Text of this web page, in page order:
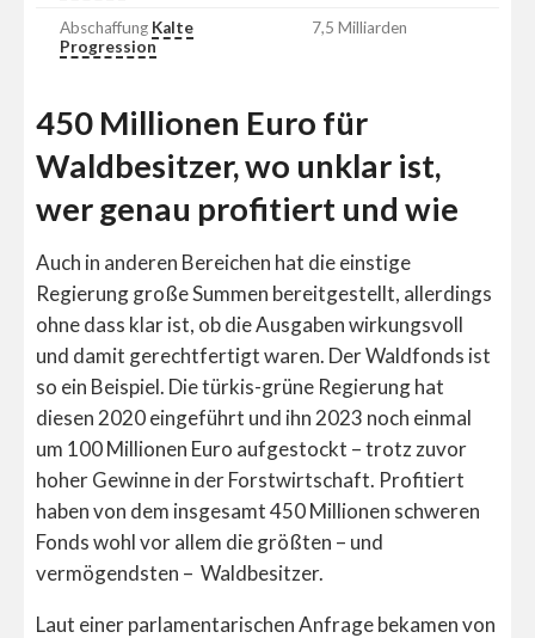
Abschaffung Kalte
Progression
7,5 Milliarden
450 Millionen Euro für
Waldbesitzer, wo unklar ist,
wer genau profitiert und wie
Auch in anderen Bereichen hat die einstige
Regierung große Summen bereitgestellt, allerdings
ohne dass klar ist, ob die Ausgaben wirkungsvoll
und damit gerechtfertigt waren. Der Waldfonds ist
so ein Beispiel. Die türkis-grüne Regierung hat
diesen 2020 eingeführt und ihn 2023 noch einmal
um 100 Millionen Euro aufgestockt – trotz zuvor
hoher Gewinne in der Forstwirtschaft. Profitiert
haben von dem insgesamt 450 Millionen schweren
Fonds wohl vor allem die größten – und
vermögendsten – Waldbesitzer.
Laut einer parlamentarischen Anfrage bekamen von